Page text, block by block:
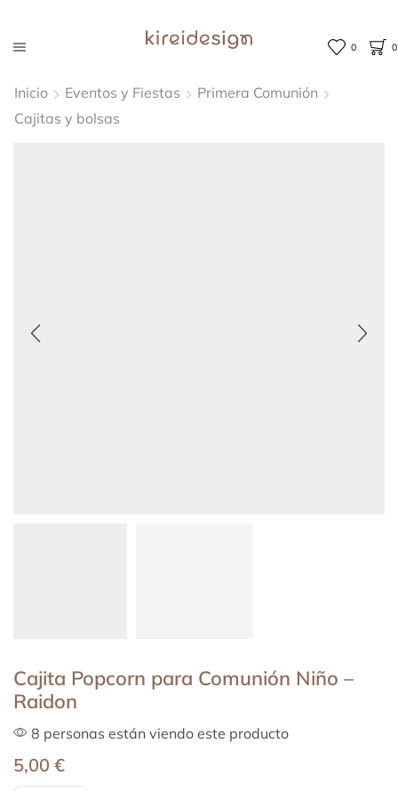
0 0
Inicio Eventos y Fiestas
Primera Comunión
Cajitas y bolsas
Cajita Popcorn para Comunión Niño –
Raidon
8 personas están viendo este producto
5,00 €